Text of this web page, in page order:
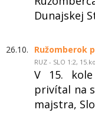
Dunajskej
26.10. Ružomberok
RUZ - SLO 1:2,
V 15.
privítal na
majstra,